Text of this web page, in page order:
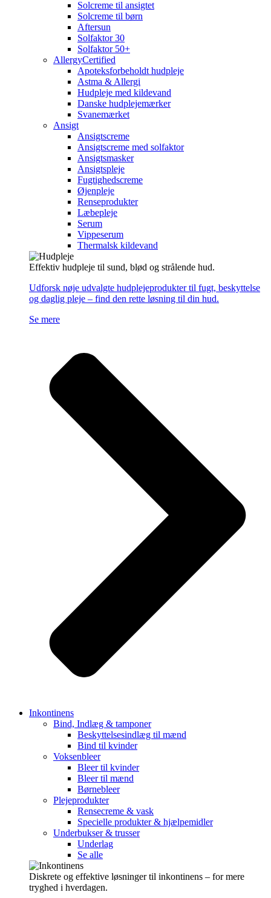
Solcreme til ansigtet
Solcreme til børn
Aftersun
Solfaktor 30
Solfaktor 50+
AllergyCertified
Apoteksforbeholdt hudpleje
Astma & Allergi
Hudpleje med kildevand
Danske hudplejemærker
Svanemærket
Ansigt
Ansigtscreme
Ansigtscreme med solfaktor
Ansigtsmasker
Ansigtspleje
Fugtighedscreme
Øjenpleje
Renseprodukter
Læbepleje
Serum
Vippeserum
Thermalsk kildevand
Effektiv hudpleje til sund, blød og strålende hud.
Udforsk nøje udvalgte hudplejeprodukter til fugt, beskyttelse
og daglig pleje – find den rette løsning til din hud.
Se mere
Inkontinens
Bind, Indlæg & tamponer
Beskyttelsesindlæg til mænd
Bind til kvinder
Voksenbleer
Bleer til kvinder
Bleer til mænd
Børnebleer
Plejeprodukter
Rensecreme & vask
Specielle produkter & hjælpemidler
Underbukser & trusser
Underlag
Se alle
Diskrete og effektive løsninger til inkontinens – for mere
tryghed i hverdagen.